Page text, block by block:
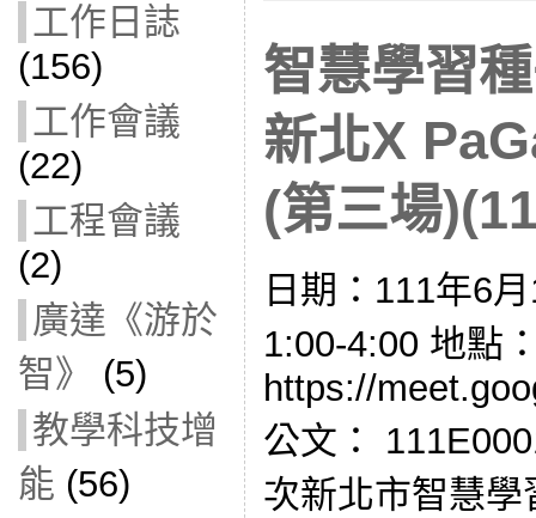
工作日誌
(156)
工作會議
(22)
工程會議
(2)
廣達《游於
智》
(5)
教學科技增
能 (56)
智慧學習
新北X
(第三場
日期：111年6
1:00-4:00 地點
https://
公文：
次新北市智慧